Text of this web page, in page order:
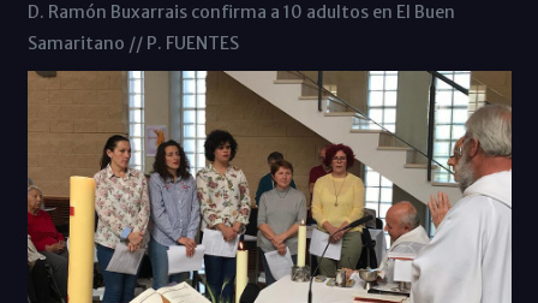
D. Ramón Buxarrais confirma a 10 adultos en El Buen
Samaritano // P. FUENTES